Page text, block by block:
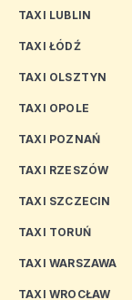
TAXI LUBLIN
TAXI ŁÓDŹ
TAXI OLSZTYN
TAXI OPOLE
TAXI POZNAŃ
TAXI RZESZÓW
TAXI SZCZECIN
TAXI TORUŃ
TAXI WARSZAWA
TAXI WROCŁAW